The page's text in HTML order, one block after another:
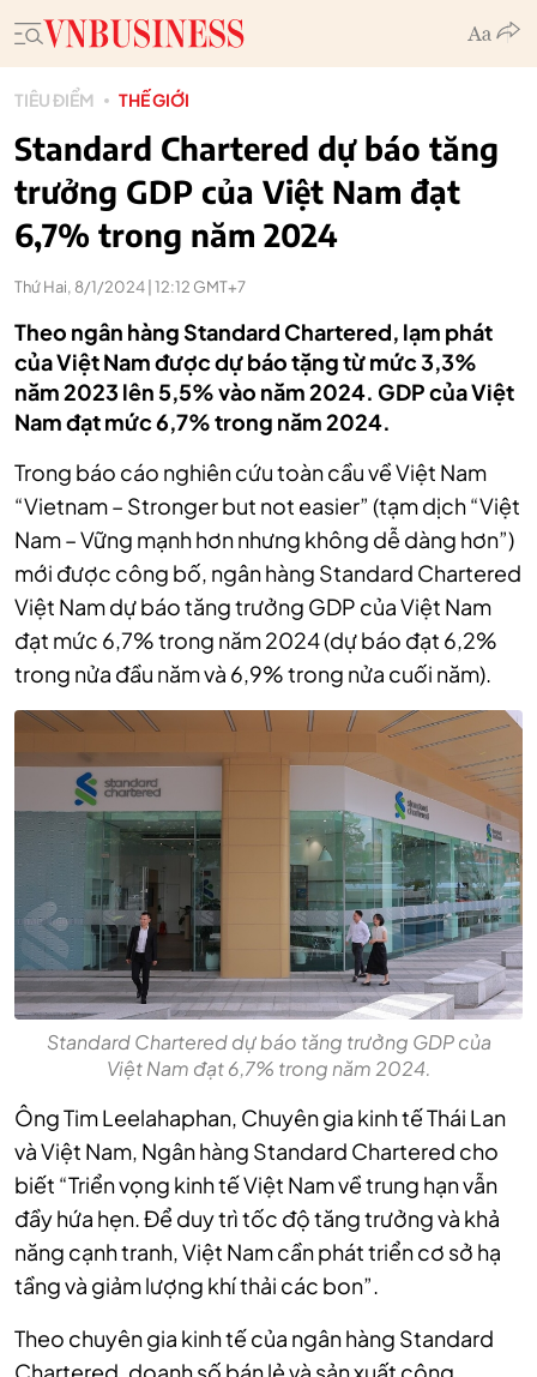
TIÊU ĐIỂM THẾ GIỚI
Standard Chartered dự báo tăng
trưởng GDP của Việt Nam đạt
6,7% trong năm 2024
Thứ Hai, 8/1/2024 | 12:12 GMT+7
Theo ngân hàng Standard Chartered, lạm phát
của Việt Nam được dự báo tặng từ mức 3,3%
năm 2023 lên 5,5% vào năm 2024. GDP của Việt
Nam đạt mức 6,7% trong năm 2024.
Trong báo cáo nghiên cứu toàn cầu về Việt Nam
“Vietnam – Stronger but not easier” (tạm dịch “Việt
Nam – Vững mạnh hơn nhưng không dễ dàng hơn”)
mới được công bố, ngân hàng Standard Chartered
Việt Nam dự báo tăng trưởng GDP của Việt Nam
đạt mức 6,7% trong năm 2024 (dự báo đạt 6,2%
trong nửa đầu năm và 6,9% trong nửa cuối năm).
Standard Chartered dự báo tăng trưởng GDP của
Việt Nam đạt 6,7% trong năm 2024.
Ông Tim Leelahaphan, Chuyên gia kinh tế Thái Lan
và Việt Nam, Ngân hàng Standard Chartered cho
biết “Triển vọng kinh tế Việt Nam về trung hạn vẫn
đầy hứa hẹn. Để duy trì tốc độ tăng trưởng và khả
năng cạnh tranh, Việt Nam cần phát triển cơ sở hạ
tầng và giảm lượng khí thải các bon”.
Theo chuyên gia kinh tế của ngân hàng Standard